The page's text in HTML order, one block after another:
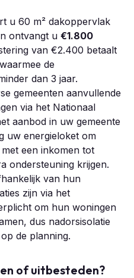
u 60 m² dakoppervlak
ontvangt u €1.800
van €2.400 betaalt
de
dan 3 jaar.
gemeenten aanvullende
via het Nationaal
aanbod in uw gemeente
uw energieloket om
een inkomen tot
ondersteuning krijgen.
van hun
zijn via het
om hun woningen
dus nadorsisolatie
de planning.
of uitbesteden?